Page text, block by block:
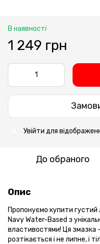
В наявності
1 249 грн
Увійти для
До обраного
Опис
Пропонуємо купити густий
Navy Water-Based з
властивостями! Ця змазка
розтікається і не липне, і